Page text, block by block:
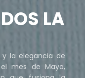
LA
y la elegancia de
mes de Mayo,